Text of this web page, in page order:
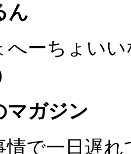
ん
へーちょい
ガジン
情で一日遅